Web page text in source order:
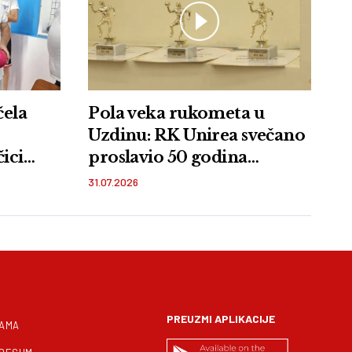
Pola veka rukometa u
Uzdinu: RK Unirea svečano
proslavio 50 godina
postojanja
31.07.2026
PREUZMI APLIKACIJE